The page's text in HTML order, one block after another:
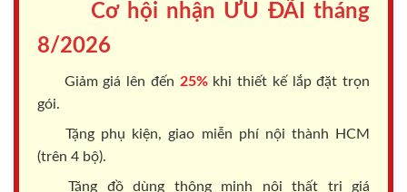
Cơ hội nhận ƯU ĐÃI tháng
8/2026
Giảm giá lên đến 25%khi thiết kế lắp đặt trọn
gói.
Tặng phụ kiện, giao miễn phí nội thành HCM
(trên 4 bộ).
Tặng đồ dùng thông minh nội thất trị giá